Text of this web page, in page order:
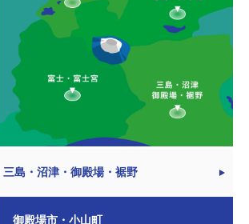
三島・沼津・御殿場・裾野
御殿場市・小山町